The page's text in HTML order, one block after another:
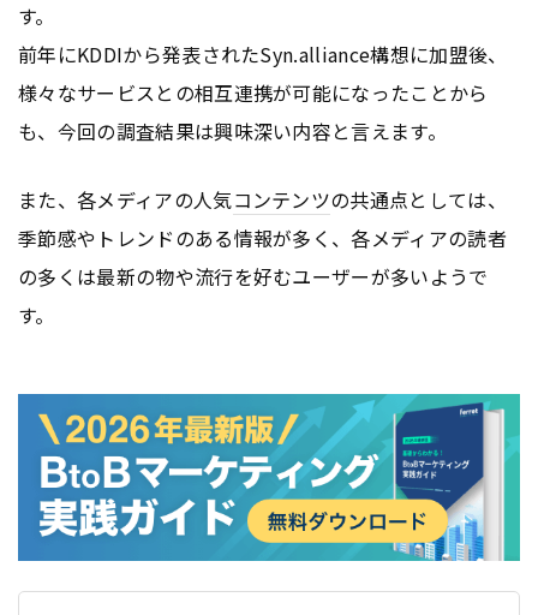
す。
前年にKDDIから発表されたSyn.alliance構想に加盟後、
様々なサービスとの相互連携が可能になったことから
も、今回の調査結果は興味深い内容と言えます。
また、各メディアの人気コンテンツの共通点としては、
季節感やトレンドのある情報が多く、各メディアの読者
の多くは最新の物や流行を好むユーザーが多いようで
す。